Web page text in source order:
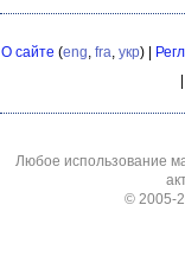
О сайте (eng fra укр) |
|
Любое использование
© 2005-